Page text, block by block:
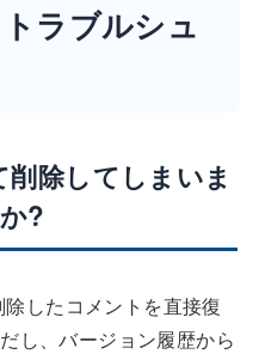
ラブルシュ
除してしまいま
?
したコメントを直接復
し、バージョン履歴から